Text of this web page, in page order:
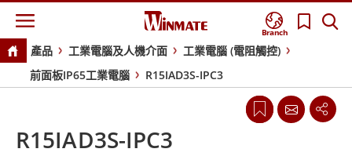
Branch
產品 工業電腦及人機介面
工業電腦 (電阻觸控)
前面板IP65工業電腦
R15IAD3S-IPC3
R15IAD3S-IPC3